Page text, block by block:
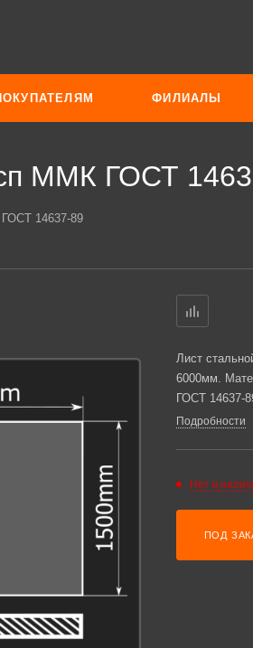
ФИЛИАЛЫ
ММК ГОСТ
14637-89
Лист
6000мм.
ГОСТ 14637-
Подробности
Нет в
ПОД